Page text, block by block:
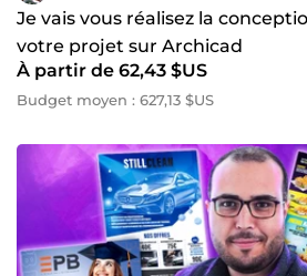
Je vais vous réalisez la
votre projet sur Archicad
À partir de 62,43 $US
Budget moyen : 627,13 $US